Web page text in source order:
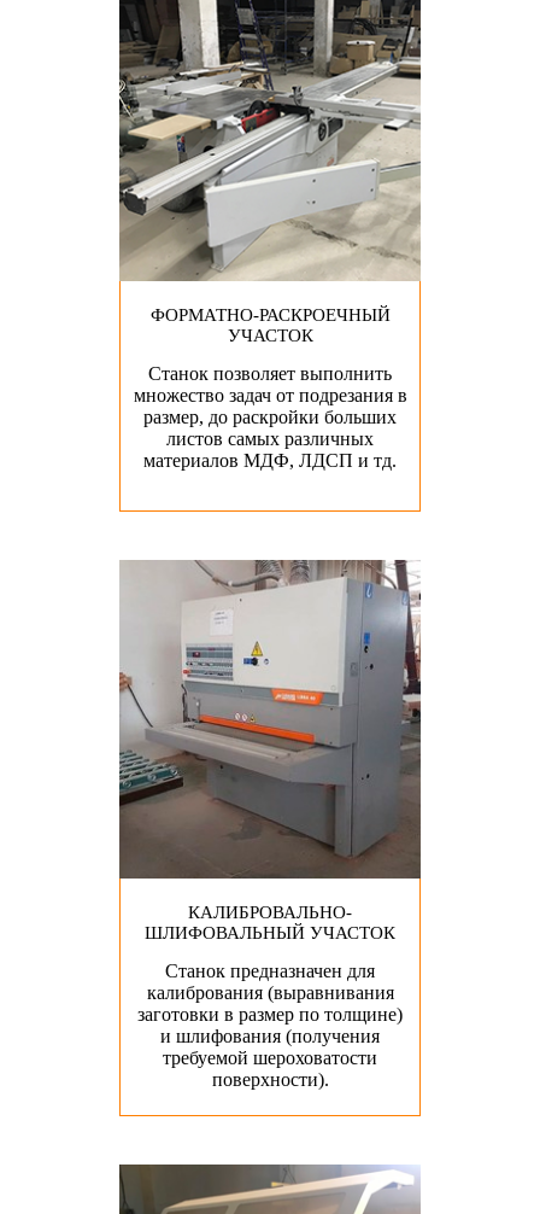
ФОРМАТНО-РАСКРОЕЧНЫЙ
УЧАСТОК
Станок позволяет выполнить
множество задач от подрезания в
размер, до раскройки больших
листов самых различных
материалов МДФ, ЛДСП и тд.
КАЛИБРОВАЛЬНО-
ШЛИФОВАЛЬНЫЙ УЧАСТОК
Станок предназначен для
калибрования (выравнивания
заготовки в размер по толщине)
и шлифования (получения
требуемой шероховатости
поверхности).